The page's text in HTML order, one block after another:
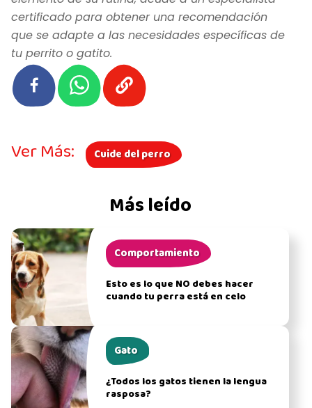
certificado para obtener una recomendación
que se adapte a las necesidades específicas de
tu perrito o gatito.
Más leído
Comportamiento
Esto es lo que NO debes hacer
cuando tu perra está en celo
Gato
¿Todos los gatos tienen la lengua
rasposa?
Ver Más: Cuide del perro